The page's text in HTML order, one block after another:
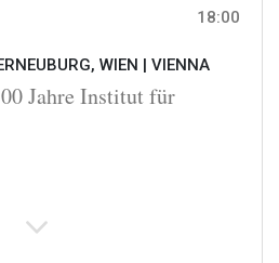
18:00
WIEN | VIENNA
Jahre Institut für